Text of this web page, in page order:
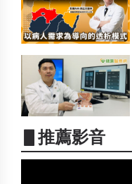
▋推薦影音